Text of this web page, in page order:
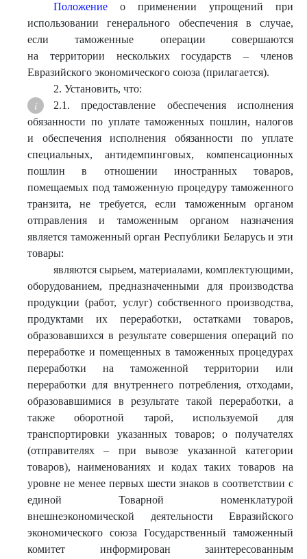
Положениео применении упрощений при
использовании генерального обеспечения в случае,
если таможенные операции совершаются
на территории нескольких государств – членов
Евразийского экономического союза (прилагается).
2. Установить, что:
2.1. предоставление обеспечения исполнения
обязанности по уплате таможенных пошлин, налогов
и обеспечения исполнения обязанности по уплате
специальных, антидемпинговых, компенсационных
пошлин в отношении иностранных товаров,
помещаемых под таможенную процедуру таможенного
транзита, не требуется, если таможенным органом
отправления и таможенным органом назначения
является таможенный орган Республики Беларусь и эти
товары:
являются сырьем, материалами, комплектующими,
оборудованием, предназначенными для производства
продукции (работ, услуг) собственного производства,
продуктами их переработки, остатками товаров,
образовавшихся в результате совершения операций по
переработке и помещенных в таможенных процедурах
переработки на таможенной территории или
переработки для внутреннего потребления, отходами,
образовавшимися в результате такой переработки, а
также оборотной тарой, используемой для
транспортировки указанных товаров; о получателях
(отправителях – при вывозе указанной категории
товаров), наименованиях и кодах таких товаров на
уровне не менее первых шести знаков в соответствии с
единой Товарной номенклатурой
внешнеэкономической деятельности Евразийского
экономического союза Государственный таможенный
комитет информирован заинтересованным